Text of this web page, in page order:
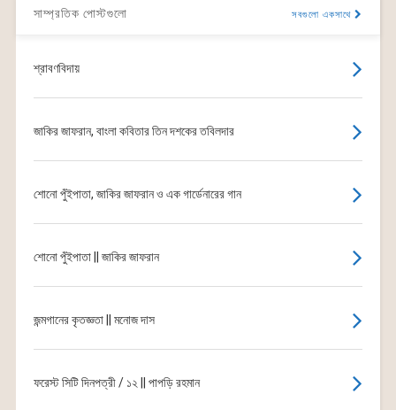
সাম্প্রতিক পোস্টগুলো সবগুলো একসাথে
শ্রাবণবিদায়
জাকির জাফরান, বাংলা কবিতার তিন দশকের তবিলদার
শোনো পুঁইপাতা, জাকির জাফরান ও এক গার্ডেনারের গান
শোনো পুঁইপাতা || জাকির জাফরান
জন্মগানের কৃতজ্ঞতা || মনোজ দাস
ফরেস্ট সিটি দিনপত্রী / ১২ || পাপড়ি রহমান